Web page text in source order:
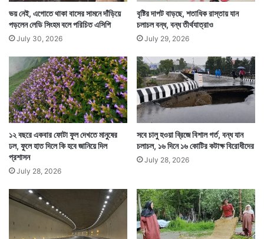
যে ভয়ে ওই ব্যক্তি চাবি গিলে ফেলেছিলেন, এবার সেই সমস্যা
তাঁর জন্য আরও জটিল হল। এবার তাঁর বিরুদ্ধে নিজেকে শেষ
করার চেষ্টার একটি মামলাও যুক্ত হল। ঘটনাটি ঘটেছে কর্ণাটকের
বেঙ্গালুরুতে।
ভয় নেই, এগোতে থাকা বাসের সামনে দাঁড়িয়ে
পড়লেন লেডি সিংহম বলে পরিচিত এসিপি
July 30, 2026
বৃষ্টির দাপট বাড়ছে, শতাধিক রাস্তায় যান
চলাচল বন্ধ, বন্ধ তীর্থযাত্রাও
July 29, 2026
১২ বছরে একবার ফোটা ফুল দেখতে মানুষের
ঢল, ফুলে হাত দিলে কি হবে জানিয়ে দিল
প্রশাসন
July 28, 2026
সবে চালু হওয়া ব্রিজে বিশাল গর্ত, বন্ধ যান
চলাচল, ১৬ দিনে ১৬ কোটির কটাক্ষ বিরোধীদের
July 28, 2026